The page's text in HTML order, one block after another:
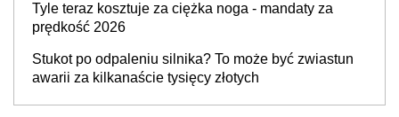
Tyle teraz kosztuje za ciężka noga - mandaty za
prędkość 2026
Stukot po odpaleniu silnika? To może być zwiastun
awarii za kilkanaście tysięcy złotych